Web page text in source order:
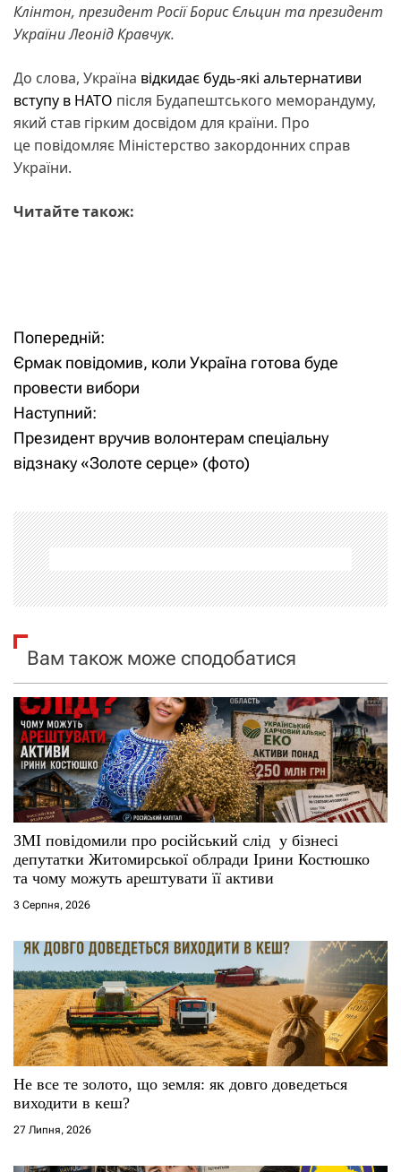
Клінтон, президент Росії Борис Єльцин та президент
України Леонід Кравчук.
До слова, Україна відкидає будь-які альтернативи
вступу в НАТО після Будапештського меморандуму,
який став гірким досвідом для країни. Про
це повідомляє Міністерство закордонних справ
України.
Читайте також:
Н
а
в
і
а
ц
і
я
з
а
п
и
с
і
Попередній:
Єрмак повідомив, коли Україна готова буде
провести вибори
Наступний:
Президент вручив волонтерам спеціальну
відзнаку «Золоте серце» (фото)
Вам також може сподобатися
ЗМІ повідомили про російський слід у бізнесі
депутатки Житомирської облради Ірини Костюшко
та чому можуть арештувати її активи
3 Серпня, 2026
Не все те золото, що земля: як довго доведеться
виходити в кеш?
27 Липня, 2026